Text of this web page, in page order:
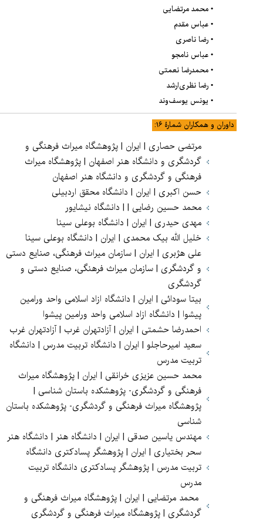
• محمد مرتضایی
• عباس مقدم
• رضا ناصری
• عباس نامجو
• محمدرضا نعمتی
• رضا نظری‌ارشد
• یونس یوسف‌وند
داوران و همکاران شمارۀ ۱۶:
مرتضی حصاری | ایران | پژوهشگاه میراث فرهنگی و
گردشگری و دانشگاه هنر اصفهان | پژوهشگاه میراث
فرهنگی و گردشگری و دانشگاه هنر اصفهان
حسن اکبری | ایران | دانشگاه محقق اردبیلی
محمد حسین رضایی | | دانشگاه نیشایور
مهدی حیدری | ایران | دانشگاه بوعلی سینا
خلیل الله بیک محمدی | ایران | دانشگاه بوعلی سینا
علی هژبری | ایران | سازمان میراث فرهنگی، صنایع دستی
و گردشگری | سازمان میراث فرهنگی، صنایع دستی و
گردشگری
بیتا سودائی | ایران | دانشگاه ازاد اسلامی واحد ورامین
پیشوا | دانشگاه ازاد اسلامی واحد ورامین پیشوا
احمدرضا حشمتی | ایران | آزادتهران غرب | آزادتهران غرب
سعید امیرحاجلو | ایران | دانشگاه تربیت مدرس | دانشگاه
تربیت مدرس
محمد حسین عزیزی خرانقی | ایران | پژوهشگاه میراث
فرهنگی و گردشگری- پژوهشکده باستان شناسی |
پژوهشگاه میراث فرهنگی و گردشگری- پژوهشکده باستان
شناسی
مهندس یاسین صدقی | ایران | دانشگاه هنر | دانشگاه هنر
سحر بختیاری | ایران | پژوهشگر پسادکتری دانشگاه
تربیت مدرس | پژوهشگر پسادکتری دانشگاه تربیت
مدرس
محمد مرتضایی | ایران | پژوهشگاه میراث فرهنگی و
گردشگری | پژوهشگاه میراث فرهنگی و گردشگری